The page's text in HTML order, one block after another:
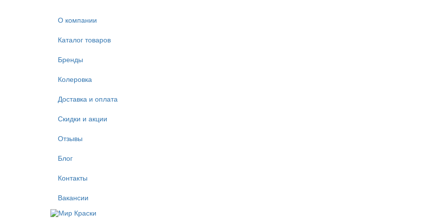
О компании
Каталог товаров
Бренды
Колеровка
Доставка и оплата
Скидки и акции
Отзывы
Блог
Контакты
Вакансии